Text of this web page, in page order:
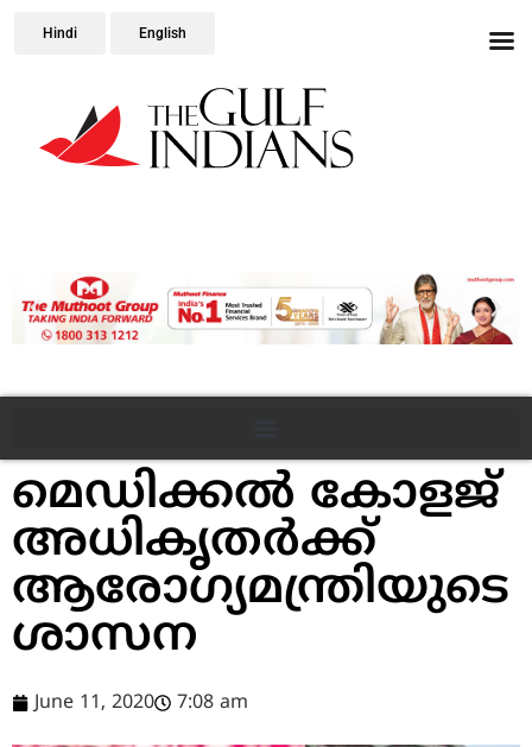
Hindi English
മെഡിക്കല്‍ കോളജ്
അധികൃതര്‍ക്ക്
ആരോഗ്യമന്ത്രിയുടെ
ശാസന
June 11, 2020 7:08 am